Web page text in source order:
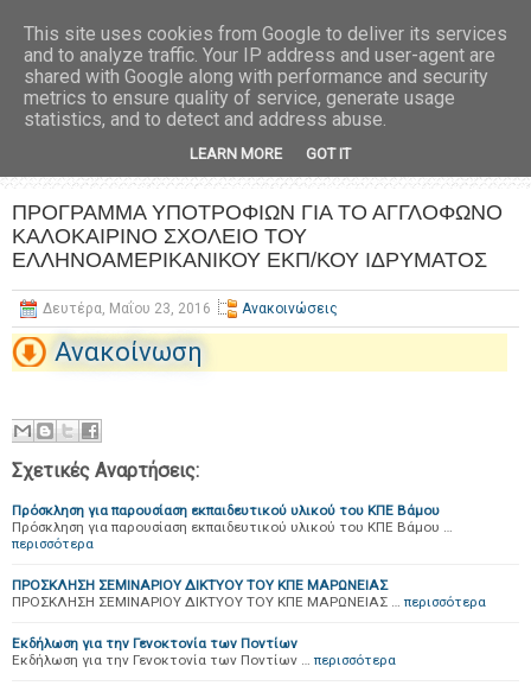
ΠΡΟΓΡΑΜΜΑ ΥΠΟΤΡΟΦΙΩΝ ΓΙΑ ΤΟ ΑΓΓΛΟΦΩΝΟ
ΚΑΛΟΚΑΙΡΙΝΟ ΣΧΟΛΕΙΟ ΤΟΥ
ΕΛΛΗΝΟΑΜΕΡΙΚΑΝΙΚΟΥ ΕΚΠ/ΚΟΥ ΙΔΡΥΜΑΤΟΣ
Δευτέρα, Μαΐου 23, 2016 Ανακοινώσεις
Ανακοίνωση
Σχετικές Αναρτήσεις:
Πρόσκληση για παρουσίαση εκπαιδευτικού υλικού του ΚΠΕ Βάμου
Πρόσκληση για παρουσίαση εκπαιδευτικού υλικού του ΚΠΕ Βάμου …
περισσότερα
ΠΡΟΣΚΛΗΣΗ ΣΕΜΙΝΑΡΙΟΥ ΔΙΚΤΥΟΥ ΤΟΥ ΚΠΕ ΜΑΡΩΝΕΙΑΣ
ΠΡΟΣΚΛΗΣΗ ΣΕΜΙΝΑΡΙΟΥ ΔΙΚΤΥΟΥ ΤΟΥ ΚΠΕ ΜΑΡΩΝΕΙΑΣ … περισσότερα
Eκδήλωση για την Γενοκτονία των Ποντίων
Eκδήλωση για την Γενοκτονία των Ποντίων … περισσότερα
This site uses cookies from Google to deliver its services
and to analyze traffic. Your IP address and user-agent are
shared with Google along with performance and security
metrics to ensure quality of service, generate usage
statistics, and to detect and address abuse.
LEARN MORE GOT IT